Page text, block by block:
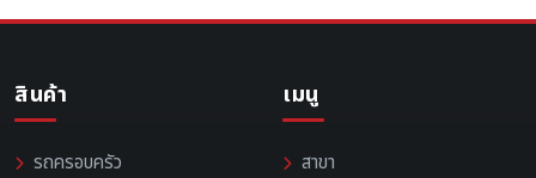
สินค้า
รถครอบครัว
เมนู
สาขา